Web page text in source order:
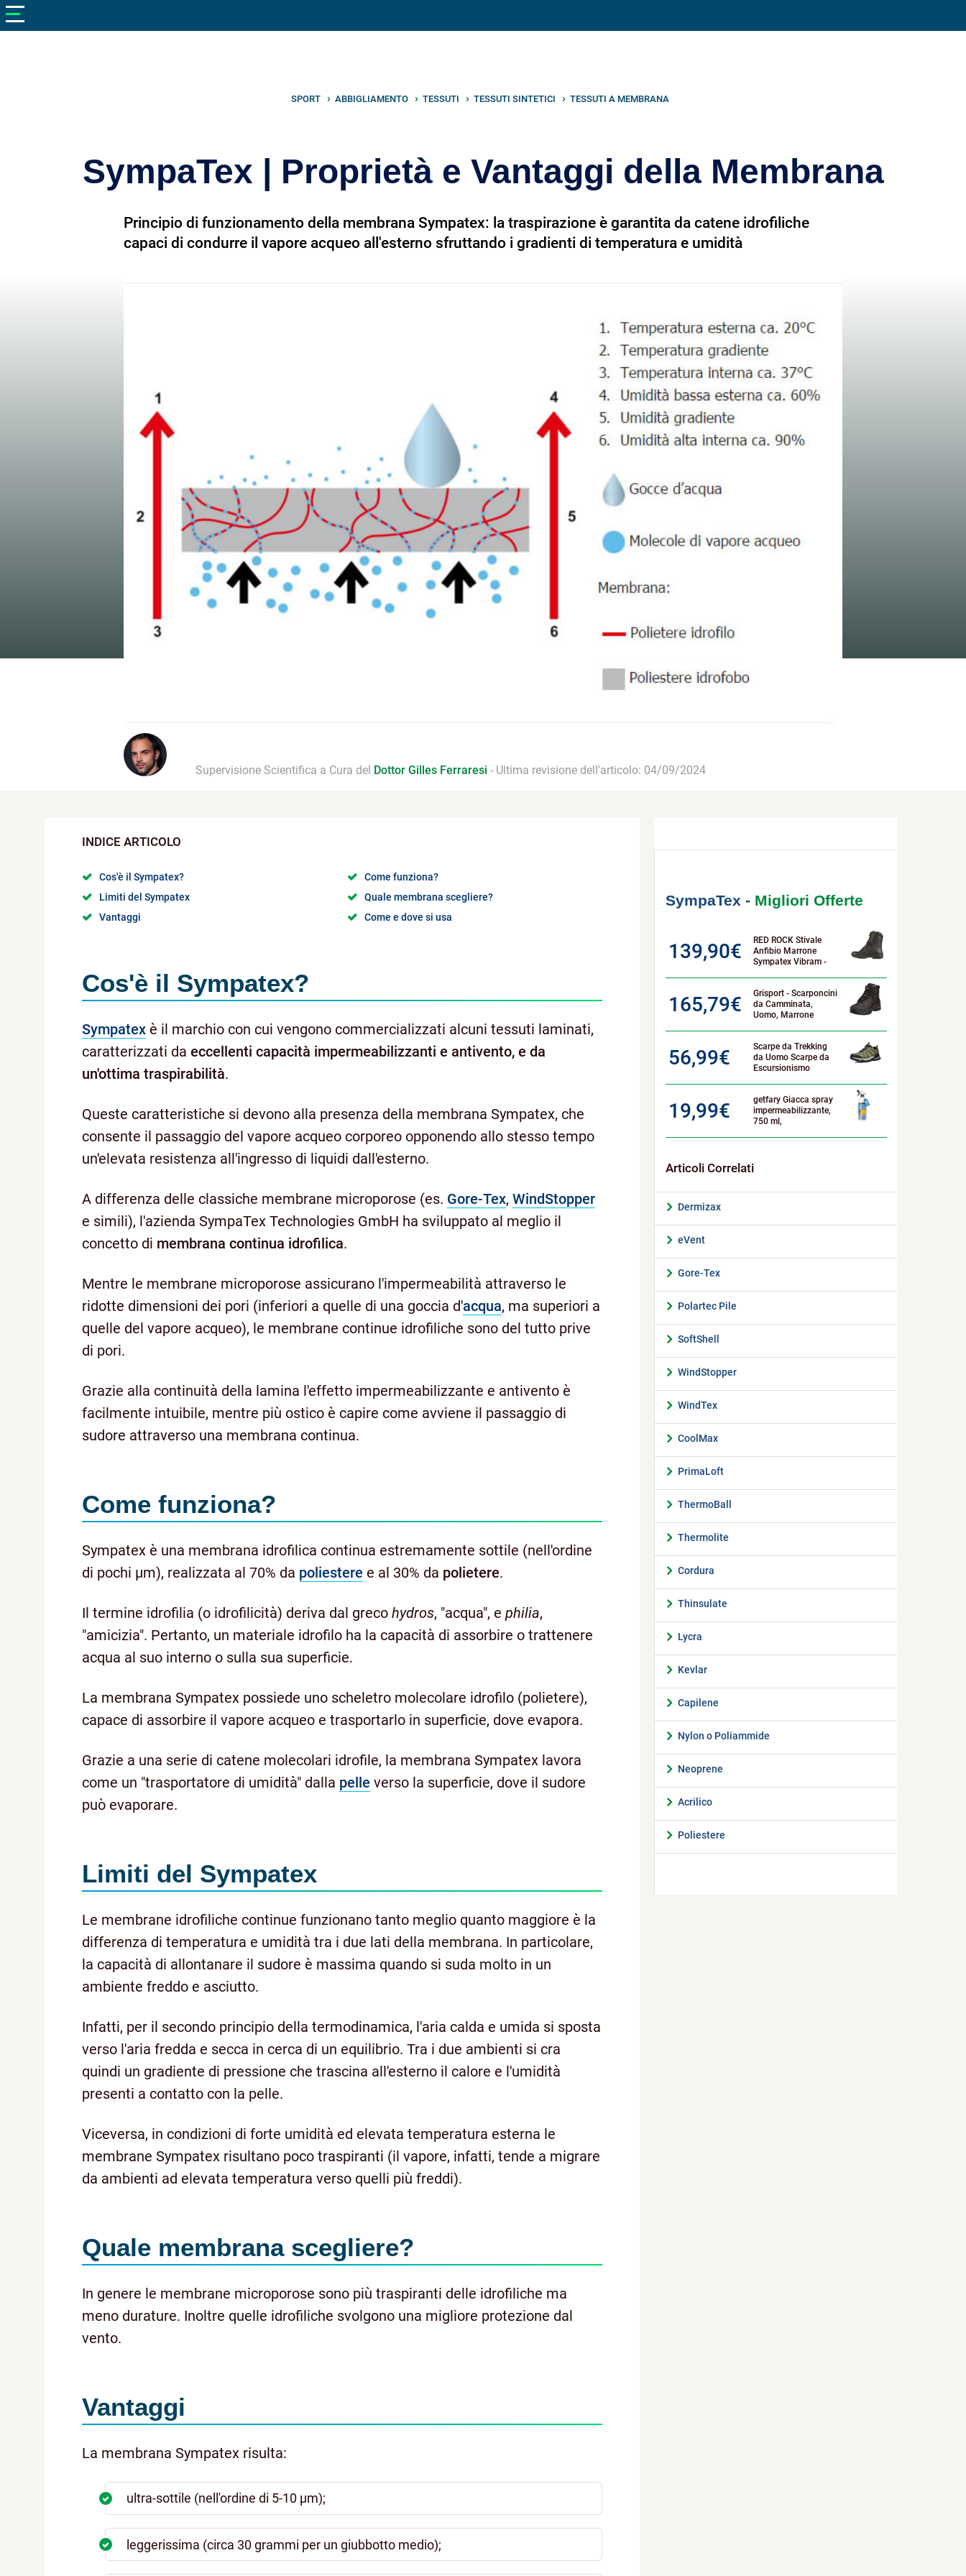
SPORT ABBIGLIAMENTO TESSUTI TESSUTI SINTETICI TESSUTI A MEMBRANA
SympaTex | Proprietà e Vantaggi della Membrana
Principio di funzionamento della membrana Sympatex: la traspirazione è garantita da catene idrofiliche
capaci di condurre il vapore acqueo all'esterno sfruttando i gradienti di temperatura e umidità
Supervisione Scientifica a Cura del Dottor Gilles Ferraresi - Ultima revisione dell'articolo: 04/09/2024
Cos'è il Sympatex?
Come funziona?
Limiti del Sympatex
Quale membrana scegliere?
Vantaggi
Come e dove si usa
Cos'è il Sympatex?
Sympatex è il marchio con cui vengono commercializzati alcuni tessuti laminati,
caratterizzati da eccellenti capacità impermeabilizzanti e antivento, e da
un'ottima traspirabilità.
Queste caratteristiche si devono alla presenza della membrana Sympatex, che
consente il passaggio del vapore acqueo corporeo opponendo allo stesso tempo
un'elevata resistenza all'ingresso di liquidi dall'esterno.
A differenza delle classiche membrane microporose (es. Gore-Tex, WindStopper
e simili), l'azienda SympaTex Technologies GmbH ha sviluppato al meglio il
concetto di membrana continua idrofilica.
Mentre le membrane microporose assicurano l'impermeabilità attraverso le
ridotte dimensioni dei pori (inferiori a quelle di una goccia d'acqua, ma superiori a
quelle del vapore acqueo), le membrane continue idrofiliche sono del tutto prive
di pori.
Grazie alla continuità della lamina l'effetto impermeabilizzante e antivento è
facilmente intuibile, mentre più ostico è capire come avviene il passaggio di
sudore attraverso una membrana continua.
Come funziona?
Sympatex è una membrana idrofilica continua estremamente sottile (nell'ordine
di pochi µm), realizzata al 70% da poliestere e al 30% da polietere.
Il termine idrofilia (o idrofilicità) deriva dal greco hydros, "acqua", e philia,
"amicizia". Pertanto, un materiale idrofilo ha la capacità di assorbire o trattenere
acqua al suo interno o sulla sua superficie.
La membrana Sympatex possiede uno scheletro molecolare idrofilo (polietere),
capace di assorbire il vapore acqueo e trasportarlo in superficie, dove evapora.
Grazie a una serie di catene molecolari idrofile, la membrana Sympatex lavora
come un "trasportatore di umidità" dalla pelle verso la superficie, dove il sudore
può evaporare.
Limiti del Sympatex
Le membrane idrofiliche continue funzionano tanto meglio quanto maggiore è la
differenza di temperatura e umidità tra i due lati della membrana. In particolare,
la capacità di allontanare il sudore è massima quando si suda molto in un
ambiente freddo e asciutto.
Infatti, per il secondo principio della termodinamica, l'aria calda e umida si sposta
verso l'aria fredda e secca in cerca di un equilibrio. Tra i due ambienti si cra
quindi un gradiente di pressione che trascina all'esterno il calore e l'umidità
presenti a contatto con la pelle.
Viceversa, in condizioni di forte umidità ed elevata temperatura esterna le
membrane Sympatex risultano poco traspiranti (il vapore, infatti, tende a migrare
da ambienti ad elevata temperatura verso quelli più freddi).
Quale membrana scegliere?
In genere le membrane microporose sono più traspiranti delle idrofiliche ma
meno durature. Inoltre quelle idrofiliche svolgono una migliore protezione dal
vento.
Vantaggi
La membrana Sympatex risulta:
ultra-sottile (nell'ordine di 5-10 µm);
leggerissima (circa 30 grammi per un giubbotto medio);
SympaTex - Migliori Offerte
139,90€
RED ROCK Stivale
Anfibio Marrone
Sympatex Vibram -
165,79€
Grisport - Scarponcini
da Camminata,
Uomo, Marrone
56,99€
Scarpe da Trekking
da Uomo Scarpe da
Escursionismo
19,99€
getfary Giacca spray
impermeabilizzante,
750 ml,
Dermizax
eVent
Gore-Tex
Polartec Pile
SoftShell
WindStopper
WindTex
CoolMax
PrimaLoft
ThermoBall
Thermolite
Cordura
Thinsulate
Lycra
Kevlar
Capilene
Nylon o Poliammide
Neoprene
Acrilico
Poliestere
V netonutrizione